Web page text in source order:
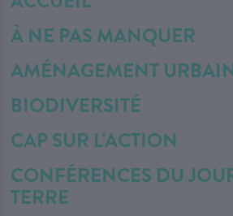
À NE PAS MANQUER
AMÉNAGEMENT
BIODIVERSITÉ
CAP SUR L'ACTION
CONFÉRENCES DU
TERRE